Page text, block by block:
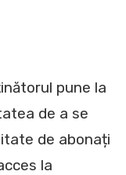
pune la
de a se
de abonați
la